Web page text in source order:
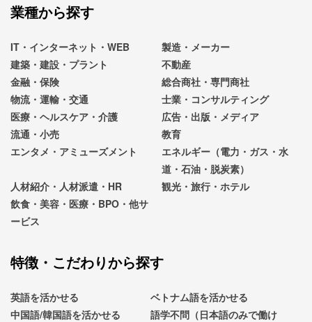
業種から探す
IT・インターネット・WEB
製造・メーカー
建築・建設・プラント
不動産
金融・保険
総合商社・専門商社
物流・運輸・交通
士業・コンサルティング
医療・ヘルスケア・介護
広告・出版・メディア
流通・小売
教育
エンタメ・アミューズメント
エネルギー（電力・ガス・水
道・石油・脱炭素）
人材紹介・人材派遣・HR
観光・旅行・ホテル
飲食・美容・医療・BPO・他サ
ービス
特徴・こだわりから探す
英語を活かせる
ベトナム語を活かせる
中国語/韓国語を活かせる
語学不問（日本語のみで働け